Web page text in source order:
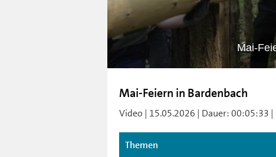
Mai-
Mai-Feiern in Bardenbach
Video | 15.05.2026 | Dauer: 00:05:33 |
Themen